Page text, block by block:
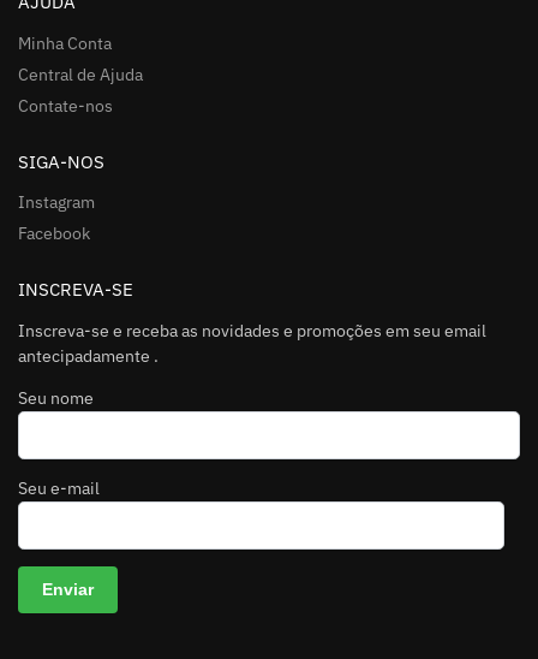
Minha Conta
Central de Ajuda
Contate-nos
SIGA-NOS
Instagram
Facebook
INSCREVA-SE
Inscreva-se e receba as novidades e promoções em seu email
antecipadamente .
Seu nome
Seu e-mail